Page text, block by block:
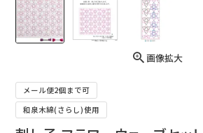
画像拡大
メール便2個まで可
和泉木綿(さらし)使用